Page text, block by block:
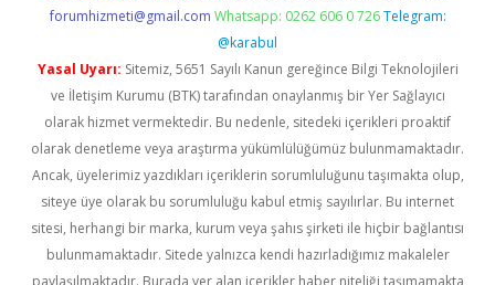
forumhizmeti@gmail.com Whatsapp: 0262 606 0 726 Telegram:
@karabul
Yasal Uyarı: Sitemiz, 5651 Sayılı Kanun gereğince Bilgi Teknolojileri
ve İletişim Kurumu (BTK) tarafından onaylanmış bir Yer Sağlayıcı
olarak hizmet vermektedir. Bu nedenle, sitedeki içerikleri proaktif
olarak denetleme veya araştırma yükümlülüğümüz bulunmamaktadır.
Ancak, üyelerimiz yazdıkları içeriklerin sorumluluğunu taşımakta olup,
siteye üye olarak bu sorumluluğu kabul etmiş sayılırlar. Bu internet
sitesi, herhangi bir marka, kurum veya şahıs şirketi ile hiçbir bağlantısı
bulunmamaktadır. Sitede yalnızca kendi hazırladığımız makaleler
paylaşılmaktadır. Burada yer alan içerikler haber niteliği taşımamakta